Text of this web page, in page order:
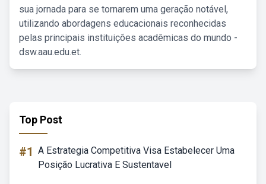
sua jornada para se tornarem uma geração notável,
utilizando abordagens educacionais reconhecidas
pelas principais instituições acadêmicas do mundo -
dsw.aau.edu.et.
Top Post
#1 A Estrategia Competitiva Visa Estabelecer Uma
Posição Lucrativa E Sustentavel